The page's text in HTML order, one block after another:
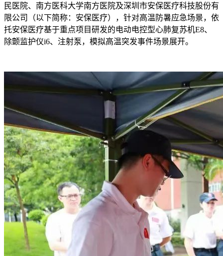
民医院、南方医科大学南方医院及深圳市安保医疗科技股份有
限公司（以下简称：安保医疗），针对高温防暑应急场景，依
托安保医疗基于重点项目研发的电动电控型心肺复苏机E8、
除颤监护仪i6、注射泵，模拟高温突发事件场景展开。